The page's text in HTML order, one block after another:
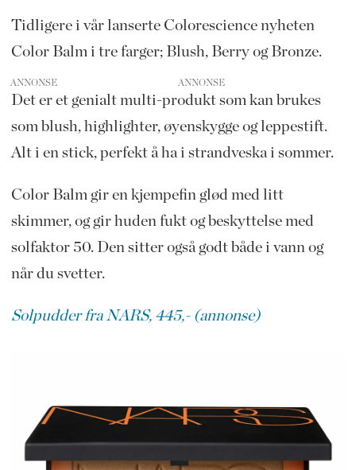
Tidligere i vår lanserte Colorescience nyheten
Color Balm i tre farger; Blush, Berry og Bronze.
ANNONSE
Det er et genialt multi-produkt som kan brukes
som blush, highlighter, øyenskygge og leppestift.
Alt i en stick, perfekt å ha i strandveska i sommer.
Color Balm gir en kjempefin glød med litt
skimmer, og gir huden fukt og beskyttelse med
solfaktor 50. Den sitter også godt både i vann og
når du svetter.
Solpudder fra NARS, 445,- (annonse)